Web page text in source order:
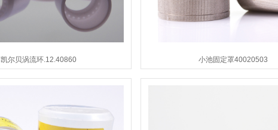
凯尔贝涡流环.12.40860 小池固定罩40020503